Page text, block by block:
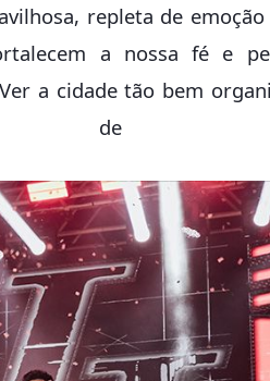
repleta de emoção
a nossa fé e
a cidade tão bem